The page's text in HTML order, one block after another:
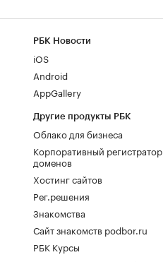
РБК Новости
iOS
Android
AppGallery
Другие продукты РБК
Облако для бизнеса
Корпоративный регистратор
доменов
Хостинг сайтов
Рег.решения
Знакомства
Сайт знакомств podbor.ru
РБК Курсы